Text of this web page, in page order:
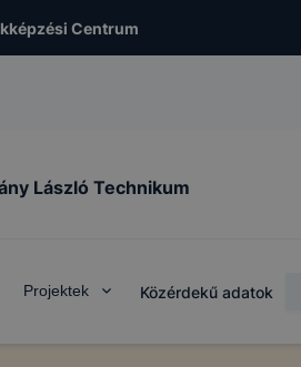
Centrum
László Technikum
Projektek Közérdekű adatok